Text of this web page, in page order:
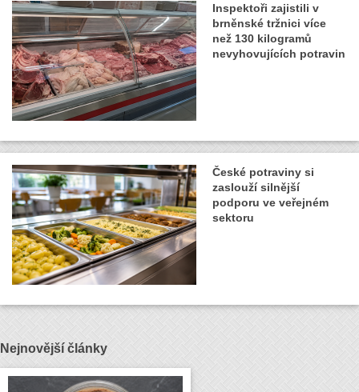
Inspektoři zajistili v
brněnské tržnici více
než 130 kilogramů
nevyhovujících potravin
České potraviny si
zaslouží silnější
podporu ve veřejném
sektoru
Nejnovější články